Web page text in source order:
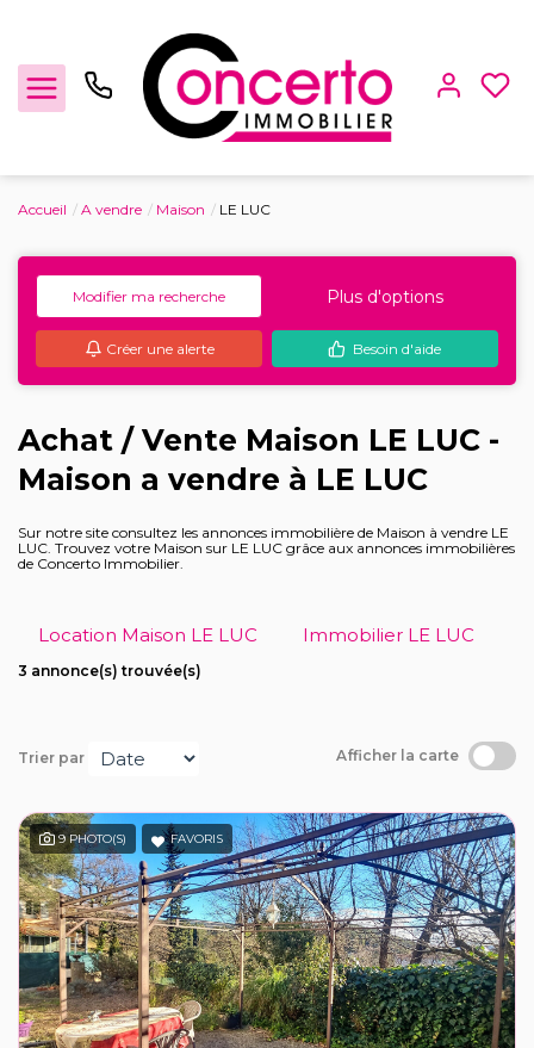
Location
Gestion locative
Locaux Professionnels
Estimation
Recrutement
Accueil A vendre Maison LE LUC
Modifier ma recherche Plus d'options
Créer une alerte Besoin d'aide
Achat / Vente Maison LE LUC -
Maison a vendre à LE LUC
Sur notre site consultez les annonces immobilière de Maison à vendre LE
LUC. Trouvez votre Maison sur LE LUC grâce aux annonces immobilières
de Concerto Immobilier.
Location Maison LE LUC Immobilier LE LUC
3 annonce(s) trouvée(s)
Trier par Afficher la carte
9 PHOTO(S) FAVORIS